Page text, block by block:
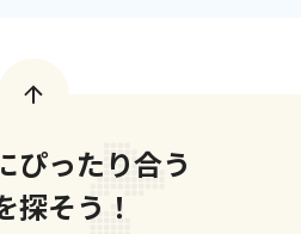
ぴったり合う
探そう！